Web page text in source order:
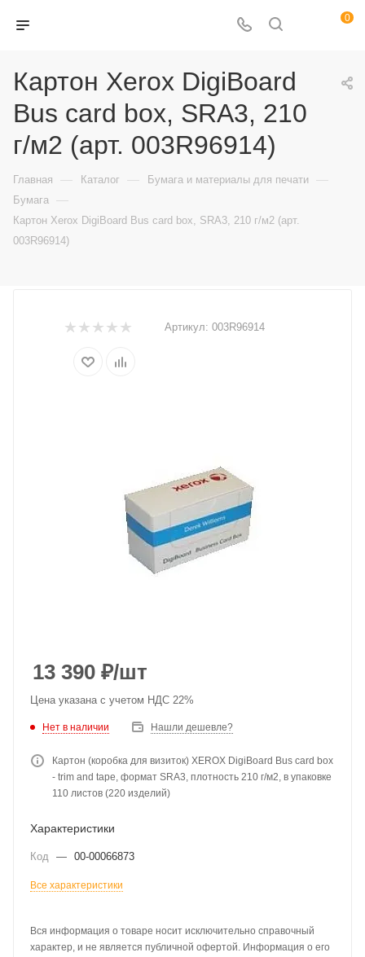
0
Картон Xerox DigiBoard
Bus card box, SRA3, 210
г/м2 (арт. 003R96914)
Главная — Каталог — Бумага и материалы для печати —
Бумага —
Картон Xerox DigiBoard Bus card box, SRA3, 210 г/м2 (арт.
003R96914)
Артикул: 003R96914
13 390 ₽/шт
Цена указана с учетом НДС 22%
Нет в наличии Нашли дешевле?
Картон (коробка для визиток) XEROX DigiBoard Bus card box
- trim and tape, формат SRA3, плотность 210 г/м2, в упаковке
110 листов (220 изделий)
Характеристики
Код — 00-00066873
Все характеристики
Вся информация о товаре носит исключительно справочный
характер, и не является публичной офертой. Информация о его